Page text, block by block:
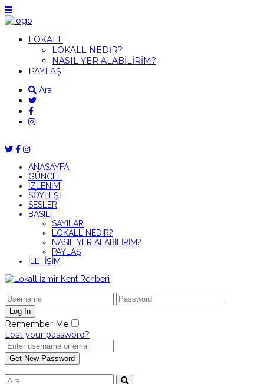
LOKALL
LOKALL NEDİR?
NASIL YER ALABİLİRİM?
PAYLAŞ
Ara
ANASAYFA
GÜNCEL
İZLENİM
SÖYLEŞİ
SESLER
BASILI
SAYILAR
LOKALL NEDİR?
NASIL YER ALABİLİRİM?
PAYLAŞ
İLETİŞİM
Remember Me
Lost your password?